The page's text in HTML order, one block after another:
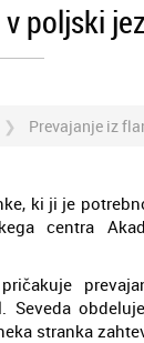
poljski
Prevajanje iz
ki ji je
centra
Seveda
stranka